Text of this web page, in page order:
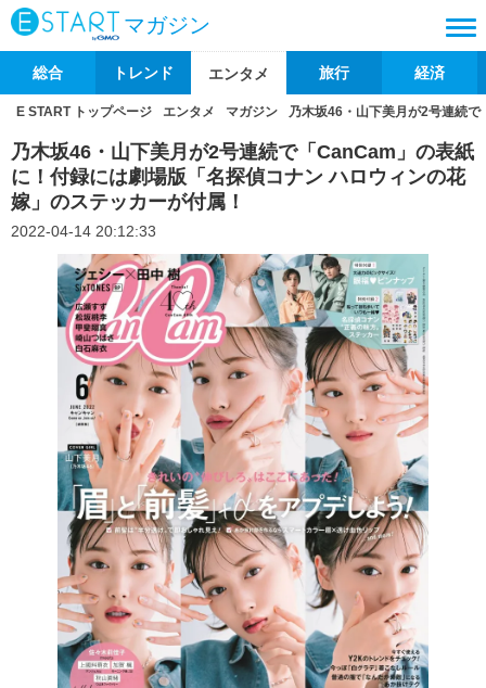
マガジン
総合 トレンド エンタメ 旅行 経済
E START トップページ エンタメ マガジン 乃木坂46・山下美月が2号連続
乃木坂46・山下美月が2号連続で「CanCam」の表紙
に！付録には劇場版「名探偵コナン ハロウィンの花
嫁」のステッカーが付属！
2022-04-14 20:12:33